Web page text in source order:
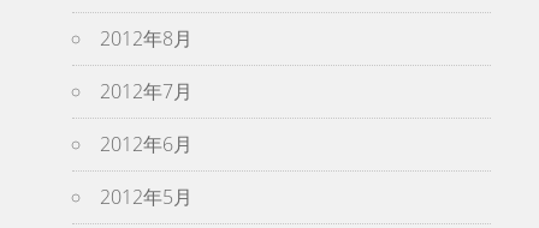
2012年8月
2012年7月
2012年6月
2012年5月